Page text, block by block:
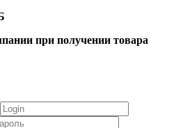
при получении товара